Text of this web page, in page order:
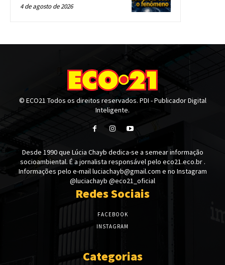
4 de agosto de 2026
© ECO21 Todos os direitos reservados. PDI - Publicador Digital
Inteligente.
Desde 1990 que Lúcia Chayb dedica-se a semear informação
socioambiental. É a jornalista responsável pelo eco21.eco.br .
Informações pelo e-mail luciachayb@gmail.com e no Instagram
@luciachayb @eco21_oficial
Redes Sociais
FACEBOOK
INSTAGRAM
Categorias